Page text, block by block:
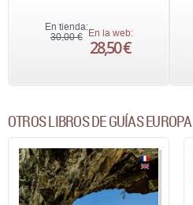
En tienda:
30,00 € En la web:
28,50 €
OTROS LIBROS DE GUÍAS EUROPA